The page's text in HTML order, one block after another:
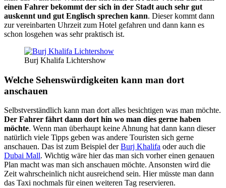
einen Fahrer bekommt der sich in der Stadt auch sehr gut
auskennt und gut Englisch sprechen kann. Dieser kommt dann
zur vereinbarten Uhrzeit zum Hotel gefahren und dann kann es
schon losgehen was sehr praktisch ist.
Burj Khalifa Lichtershow
Welche Sehenswürdigkeiten kann man dort
anschauen
Selbstverständlich kann man dort alles besichtigen was man möchte.
Der Fahrer fährt dann dort hin wo man dies gerne haben
möchte. Wenn man überhaupt keine Ahnung hat dann kann dieser
natürlich viele Tipps geben was andere Touristen sich gerne
anschauen. Das ist zum Beispiel derBurj Khalifa oder auch die
Dubai Mall. Wichtig wäre hier das man sich vorher einen genauen
Plan macht was man sich anschauen möchte. Ansonsten wird die
Zeit wahrscheinlich nicht ausreichend sein. Hier müsste man dann
das Taxi nochmals für einen weiteren Tag reservieren.